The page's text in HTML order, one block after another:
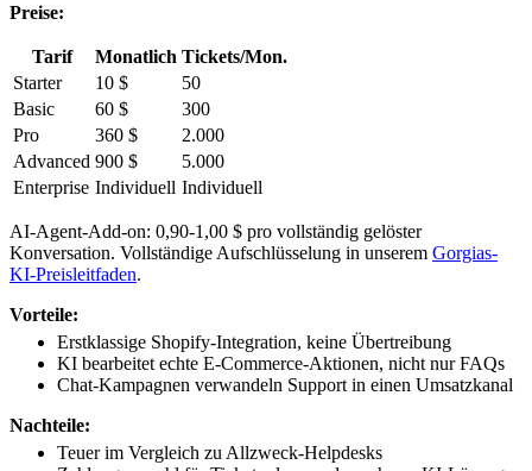
Preise:
Tarif Monatlich Tickets/Mon.
Starter
10 $
50
Basic
60 $
300
Pro
360 $
2.000
Advanced 900 $
5.000
Enterprise Individuell Individuell
AI-Agent-Add-on: 0,90-1,00 $ pro vollständig gelöster
Konversation. Vollständige Aufschlüsselung in unserem Gorgias-
KI-Preisleitfaden.
Vorteile:
Erstklassige Shopify-Integration, keine Übertreibung
KI bearbeitet echte E-Commerce-Aktionen, nicht nur FAQs
Chat-Kampagnen verwandeln Support in einen Umsatzkanal
Nachteile:
Teuer im Vergleich zu Allzweck-Helpdesks